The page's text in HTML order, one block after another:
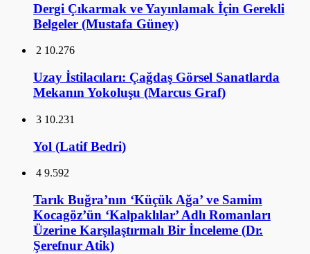
Dergi Çıkarmak ve Yayınlamak İçin Gerekli
Belgeler (Mustafa Güney)
2 10.276
Uzay İstilacıları: Çağdaş Görsel Sanatlarda
Mekanın Yokoluşu (Marcus Graf)
3 10.231
Yol (Latif Bedri)
4 9.592
Tarık Buğra’nın ‘Küçük Ağa’ ve Samim
Kocagöz’ün ‘Kalpaklılar’ Adlı Romanları
Üzerine Karşılaştırmalı Bir İnceleme (Dr.
Şerefnur Atik)